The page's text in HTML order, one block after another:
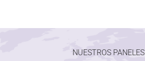
NUESTROS PANELES